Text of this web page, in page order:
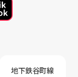
地下鉄谷町線